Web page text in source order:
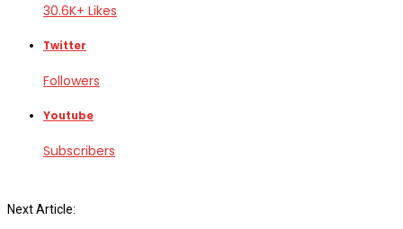
30.6K+ Likes
Twitter
Followers
Youtube
Subscribers
Next Article: